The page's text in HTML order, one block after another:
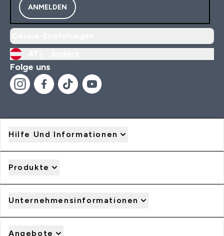
ANMELDEN
Folge uns
Hilfe Und Informationen
Produkte
Unternehmensinformationen
Angebote